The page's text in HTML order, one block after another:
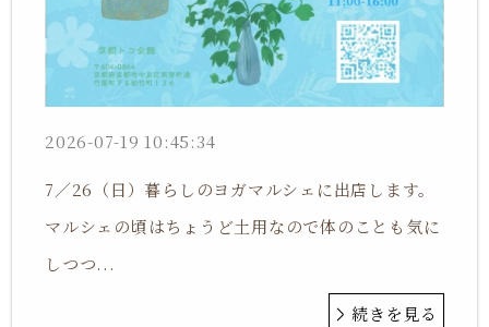
2026-07-19 10:45:34
7／26（日）暮らしのヨガマルシェに出店します。
マルシェの頃はちょうど土用なので体のことも気に
しつつ...
続きを見る